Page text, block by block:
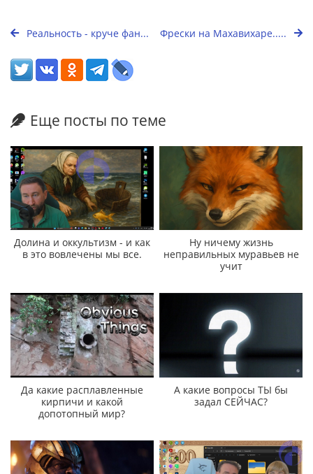
Реальность - круче фан... Фрески на Махавихаре.....
Еще посты по теме
Долина и оккультизм - и как
в это вовлечены мы все.
Ну ничему жизнь
неправильных муравьев не
учит
Да какие расплавленные
кирпичи и какой
допотопный мир?
А какие вопросы ТЫ бы
задал СЕЙЧАС?